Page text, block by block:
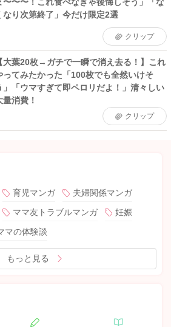
なり次第終了」今だけ限定2選
クリップ
大葉20枚→ガチで一瞬で消え去る！】これ
ってみたかった「100枚でも全然いけそ
」「ウマすぎて即ペロリだよ！」清々しい
量消費！
クリップ
育児マンガ
夫婦関係マンガ
ママ友トラブルマンガ
妊娠
マの体験談
もっと見る